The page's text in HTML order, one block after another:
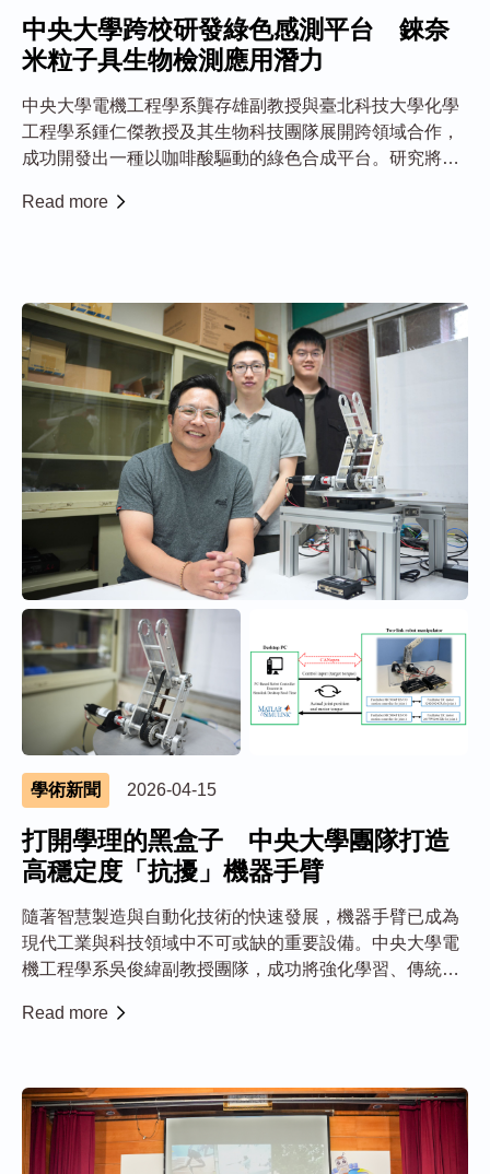
中央大學跨校研發綠色感測平台 錸奈
米粒子具生物檢測應用潛力
中央大學電機工程學系龔存雄副教授與臺北科技大學化學
工程學系鍾仁傑教授及其生物科技團隊展開跨領域合作，
成功開發出一種以咖啡酸驅動的綠色合成平台。研究將錸
構高靈敏度腎上腺素電化學感測器，成果刊登於國際知名
Read more
學術新聞 2026-04-15
打開學理的黑盒子 中央大學團隊打造
高穩定度「抗擾」機器手臂
隨著智慧製造與自動化技術的快速發展，機器手臂已成為
現代工業與科技領域中不可或缺的重要設備。中央大學電
機工程學系吳俊緯副教授團隊，成功將強化學習、傳統控
擾」機器手臂，不僅提升機器手臂的精確度，更因扎實的
Read more